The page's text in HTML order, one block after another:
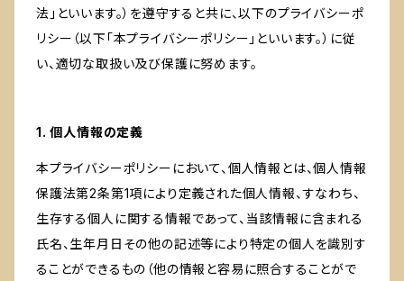
法」といいます。）を遵守すると共に、以下のプライバシーポ
リシー（以下「本プライバシーポリシー」といいます。）に従
い、適切な取扱い及び保護に努めます。
1. 個人情報の定義
本プライバシーポリシーにおいて、個人情報とは、個人情報
保護法第2条第1項により定義された個人情報、すなわち、
生存する個人に関する情報であって、当該情報に含まれる
氏名、生年月日その他の記述等により特定の個人を識別す
ることができるもの（他の情報と容易に照合することがで